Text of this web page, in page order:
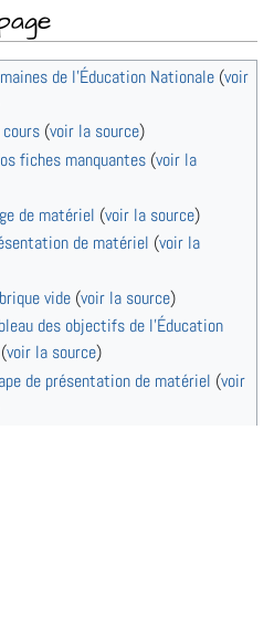
de l'Éducation Nationale(voir
cours(voir la source)
fiches manquantes(voir la
de matériel (voir la source)
de matériel (voir la
vide(voir la source)
des objectifs de l'Éducation
voir la source)
de présentation de matériel (voir